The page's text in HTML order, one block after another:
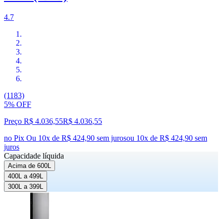
4.7
(1183)
5% OFF
Preço R$ 4.036,55R$ 4.036,55
no Pix Ou 10x de R$ 424,90 sem jurosou 10x de R$ 424,90 sem
juros
Capacidade líquida
Acima de 600L
400L a 499L
300L a 399L